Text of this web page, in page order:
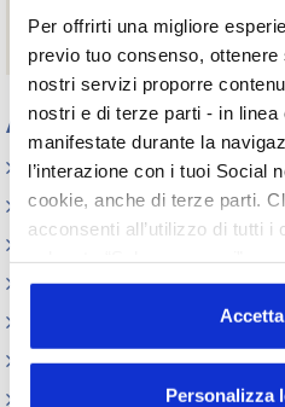
Per offrirti una migliore
previo tuo consenso, ottenere
nostri servizi proporre
nostri e di terze parti - in linea
manifestate durante la
l’interazione con i tuoi Social
cookie, anche di terze parti.
acconsenti all’utilizzo di tutti i
o profilazione viene utilizzato.
“Personalizza le scelte” è
volontà in relazione a
Personalizza
Daniela Pezzetti |
Appuntamenti
Elenco Completo
Assemblea
Cosmoprof
Beauty Links